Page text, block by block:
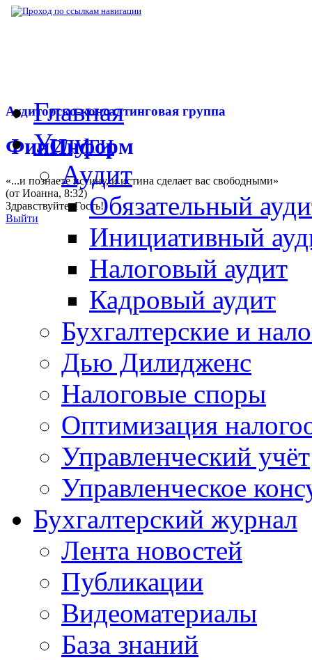
Аудиторско-консалтинговая группа
ФинИнформ
«...и познаете истину, и истина сделает вас свободными»
(от Иоанна, 8:32)
Здравствуйте,Гость!
Выйти
Главная
Услуги
Аудит
Обязательный
Инициативный
Налоговый аудит
Кадровый аудит
Бухгалтерские и
Дью Дилидженс
Налоговые споры
Оптимизация
Управленческий учёт
Управленческое
Бухгалтерский журнал
Лента новостей
Публикации
Видеоматериалы
База знаний